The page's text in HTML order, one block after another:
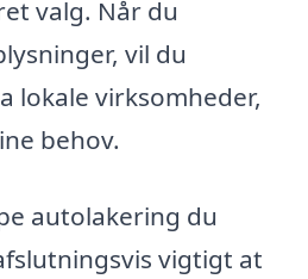
valg. Når du
vil du
lokale virksomheder,
behov.
autolakering du
vigtigt at